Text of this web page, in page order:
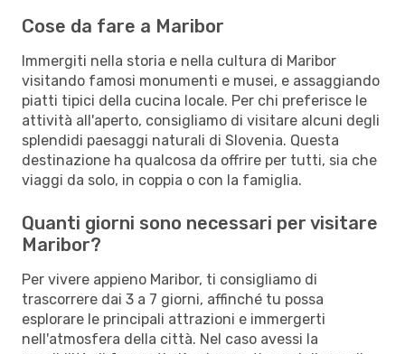
Cose da fare a Maribor
Immergiti nella storia e nella cultura di Maribor
visitando famosi monumenti e musei, e assaggiando
piatti tipici della cucina locale. Per chi preferisce le
attività all'aperto, consigliamo di visitare alcuni degli
splendidi paesaggi naturali di Slovenia. Questa
destinazione ha qualcosa da offrire per tutti, sia che
viaggi da solo, in coppia o con la famiglia.
Quanti giorni sono necessari per visitare
Maribor?
Per vivere appieno Maribor, ti consigliamo di
trascorrere dai 3 a 7 giorni, affinché tu possa
esplorare le principali attrazioni e immergerti
nell'atmosfera della città. Nel caso avessi la